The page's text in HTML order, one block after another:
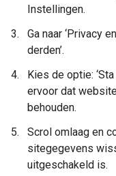
Instellingen.
Ga naar ‘Privacy
derden’.
Kies de optie:
ervoor dat
behouden.
Scrol omlaag en
sitegegevens
uitgeschakeld is.